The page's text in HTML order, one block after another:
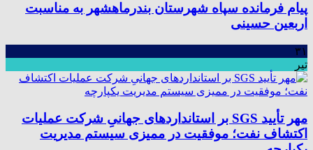
پیام فرمانده سپاه شهرستان بندرماهشهر به مناسبت
اربعین حسینی
۳۱
تیر
مهر تأیید SGS بر استانداردهای جهانیِ شرکت عملیات
اکتشاف نفت؛ موفقیت در ممیزی سیستم مدیریت